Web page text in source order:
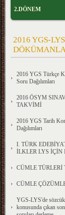
2.DÖNEM
2016 YGS-LYS
2016 YGS Türkçe
Soru Dağılımları
2016 ÖSYM
TAKVİMİ
2016 YGS Tarih
Dağılımları
I. TÜRK
İLKLER LYS İÇİN
CÜMLE TÜRLERİ
CÜMLE
YGS-LYS'de
konusunda çıkan